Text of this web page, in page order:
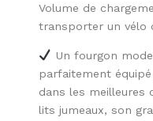
Volume de
transporter un vélo
Un fourgon
parfaitement
dans les meilleures
lits jumeaux, son